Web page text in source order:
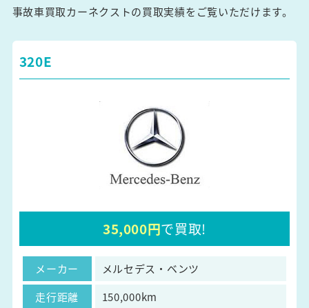
事故車買取カーネクストの買取実績をご覧いただけます。
320E
35,000円で買取!
メーカー
メルセデス・ベンツ
走行距離
150,000km